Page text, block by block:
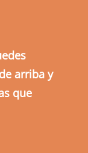
arriba y
que